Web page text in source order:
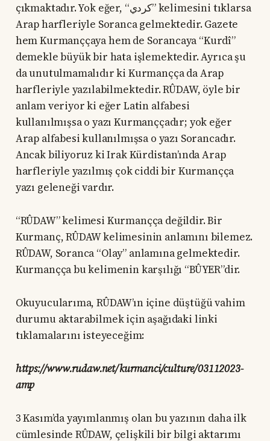
çıkmaktadır. Yok eğer, “كردي” kelimesini tıklarsa
Arap harfleriyle Soranca gelmektedir. Gazete
hem Kurmanççaya hem de Sorancaya “Kurdî”
demekle büyük bir hata işlemektedir. Ayrıca şu
da unutulmamalıdır ki Kurmançça da Arap
harfleriyle yazılabilmektedir. RÛDAW, öyle bir
anlam veriyor ki eğer Latin alfabesi
kullanılmışsa o yazı Kurmanççadır; yok eğer
Arap alfabesi kullanılmışsa o yazı Sorancadır.
Ancak biliyoruz ki Irak Kürdistan’ında Arap
harfleriyle yazılmış çok ciddi bir Kurmançça
yazı geleneği vardır.
“RÛDAW” kelimesi Kurmançça değildir. Bir
Kurmanç, RÛDAW kelimesinin anlamını bilemez.
RÛDAW, Soranca “Olay” anlamına gelmektedir.
Kurmançça bu kelimenin karşılığı “BÛYER”dir.
Okuyucularıma, RÛDAW’ın içine düştüğü vahim
durumu aktarabilmek için aşağıdaki linki
tıklamalarını isteyeceğim:
https://www.rudaw.net/kurmanci/culture/03112023-
amp
3 Kasım’da yayımlanmış olan bu yazının daha ilk
cümlesinde RÛDAW, çelişkili bir bilgi aktarımı